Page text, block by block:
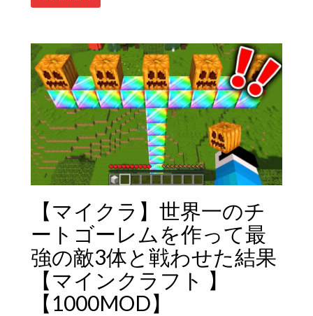
【マイクラ】世界一のチ
ートゴーレムを作って最
強の敵3体と戦わせた結果
【マインクラフト 】
【1000MOD】